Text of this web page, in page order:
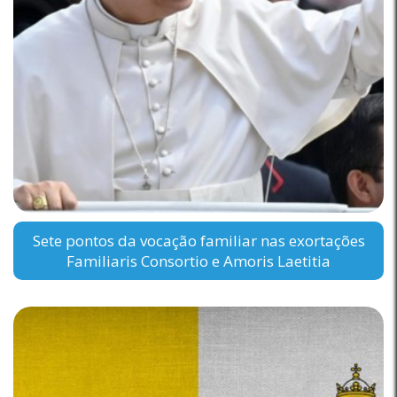
Sete pontos da vocação familiar nas exortações
Familiaris Consortio e Amoris Laetitia